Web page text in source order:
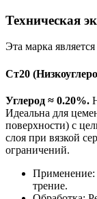
Техническая
Эта марка
Ст20
Углерод ≈ 0.20%.
Идеальна для
поверхности) с
слоя при вязкой
ограничений.
Применение:
трение.